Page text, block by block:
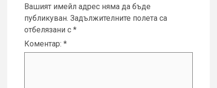
Вашият имейл адрес няма да бъде
публикуван. Задължителните полета са
отбелязани с *
Коментар: *